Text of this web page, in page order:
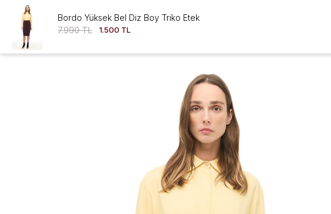
Bordo Yüksek Bel Diz Boy Triko Etek
7.990 TL
1.500 TL